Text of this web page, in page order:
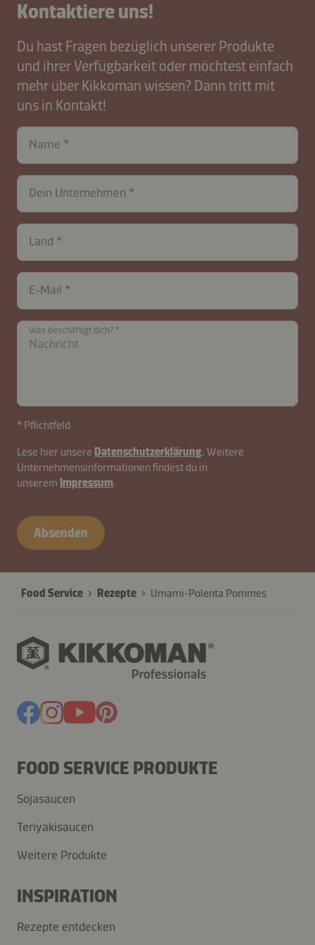
Kontaktiere uns!
Du hast Fragen bezüglich unserer Produkte
und ihrer Verfügbarkeit oder möchtest einfach
mehr über Kikkoman wissen? Dann tritt mit
uns in Kontakt!
Name
Dein Unternehmen
Land
E-Mail
contactDE-
B2B-
Was beschäftigt dich?
* Pflichtfeld
Lese hier unsere Datenschutzerklärung. Weitere
Unternehmensinformationen findest du in
unserem Impressum.
Absenden
Food Service Rezepte Umami-Polenta Pommes
FOOD SERVICE PRODUKTE
Sojasaucen
Teriyakisaucen
Weitere Produkte
INSPIRATION
Rezepte entdecken